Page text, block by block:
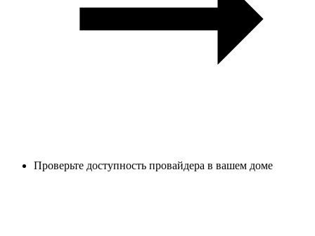
Проверьте доступность провайдера в вашем доме